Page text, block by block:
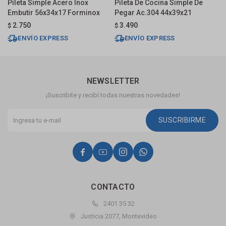
Pileta Simple Acero Inox
Embutir 56x34x17 Forminox
$ 2.750
ENVÍO EXPRESS
Pileta De Cocina Simple De
Pegar Ac.304 44x39x21
$ 3.490
ENVÍO EXPRESS
CONTACTO
2401 35 32
Justicia 2077, Montevideo
NEWSLETTER
¡Suscribite y recibí todas nuestras novedades!
SUSCRIBIRME
   